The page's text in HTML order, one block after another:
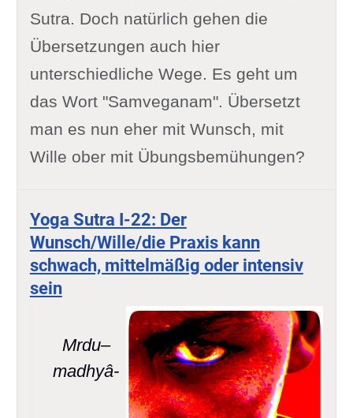
Sutra. Doch natürlich gehen die
Übersetzungen auch hier
unterschiedliche Wege. Es geht um
das Wort "Samveganam". Übersetzt
man es nun eher mit Wunsch, mit
Wille ober mit Übungsbemühungen?
Yoga Sutra I-22: Der
Wunsch/Wille/die Praxis kann
schwach, mittelmäßig oder intensiv
sein
Mrdu–
madhyâ-